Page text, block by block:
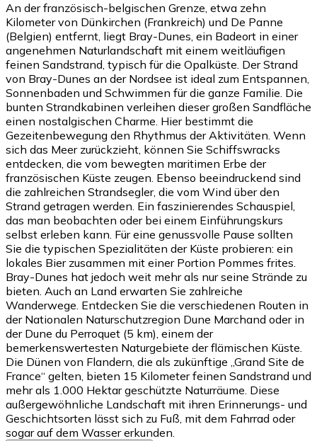
An der französisch-belgischen Grenze, etwa zehn
Kilometer von Dünkirchen (Frankreich) und De Panne
(Belgien) entfernt, liegt Bray-Dunes, ein Badeort in einer
angenehmen Naturlandschaft mit einem weitläufigen
feinen Sandstrand, typisch für die Opalküste. Der Strand
von Bray-Dunes an der Nordsee ist ideal zum Entspannen,
Sonnenbaden und Schwimmen für die ganze Familie. Die
bunten Strandkabinen verleihen dieser großen Sandfläche
einen nostalgischen Charme. Hier bestimmt die
Gezeitenbewegung den Rhythmus der Aktivitäten. Wenn
sich das Meer zurückzieht, können Sie Schiffswracks
entdecken, die vom bewegten maritimen Erbe der
französischen Küste zeugen. Ebenso beeindruckend sind
die zahlreichen Strandsegler, die vom Wind über den
Strand getragen werden. Ein faszinierendes Schauspiel,
das man beobachten oder bei einem Einführungskurs
selbst erleben kann. Für eine genussvolle Pause sollten
Sie die typischen Spezialitäten der Küste probieren: ein
lokales Bier zusammen mit einer Portion Pommes frites.
Bray-Dunes hat jedoch weit mehr als nur seine Strände zu
bieten. Auch an Land erwarten Sie zahlreiche
Wanderwege. Entdecken Sie die verschiedenen Routen in
der Nationalen Naturschutzregion Dune Marchand oder in
der Dune du Perroquet (5 km), einem der
bemerkenswertesten Naturgebiete der flämischen Küste.
Die Dünen von Flandern, die als zukünftige „Grand Site de
France“ gelten, bieten 15 Kilometer feinen Sandstrand und
mehr als 1.000 Hektar geschützte Naturräume. Diese
außergewöhnliche Landschaft mit ihren Erinnerungs- und
Geschichtsorten lässt sich zu Fuß, mit dem Fahrrad oder
sogar auf dem Wasser erkunden.